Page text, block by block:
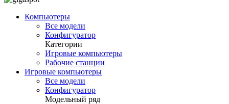
Компьютеры
Все модели
Конфигуратор
Категории
Игровые компьютеры
Рабочие станции
Игровые компьютеры
Все модели
Конфигуратор
Модельный ряд